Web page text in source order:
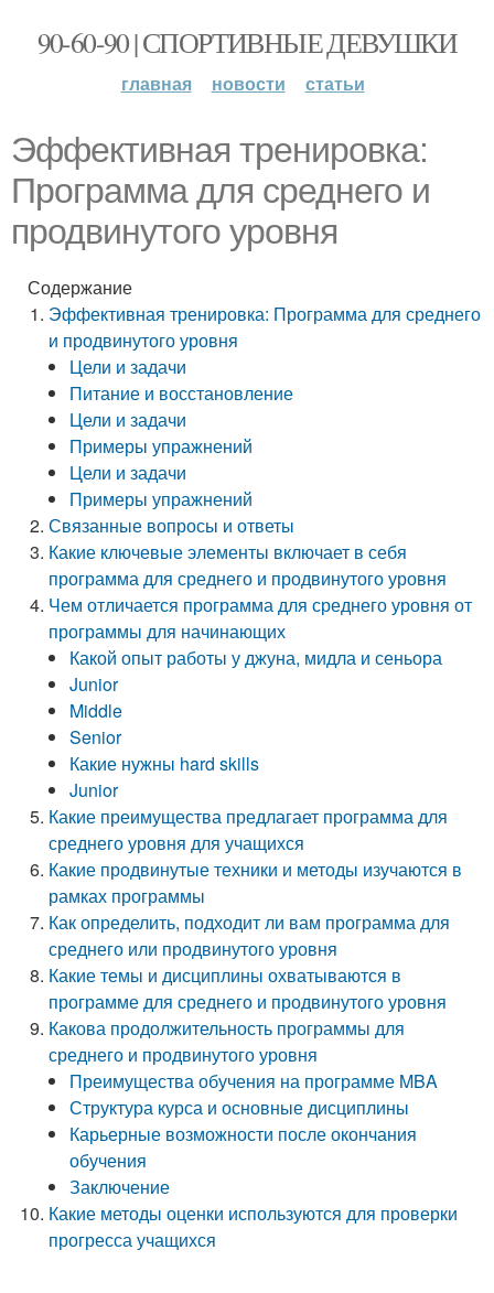
90-60-90 | СПОРТИВНЫЕ ДЕВУШКИ
главная новости статьи
Эффективная тренировка:
Программа для среднего и
продвинутого уровня
Содержание
Эффективная тренировка: Программа для среднего
и продвинутого уровня
Цели и задачи
Питание и восстановление
Цели и задачи
Примеры упражнений
Цели и задачи
Примеры упражнений
Связанные вопросы и ответы
Какие ключевые элементы включает в себя
программа для среднего и продвинутого уровня
Чем отличается программа для среднего уровня от
программы для начинающих
Какой опыт работы у джуна, мидла и сеньора
Junior
Middle
Senior
Какие нужны hard skills
Junior
Какие преимущества предлагает программа для
среднего уровня для учащихся
Какие продвинутые техники и методы изучаются в
рамках программы
Как определить, подходит ли вам программа для
среднего или продвинутого уровня
Какие темы и дисциплины охватываются в
программе для среднего и продвинутого уровня
Какова продолжительность программы для
среднего и продвинутого уровня
Преимущества обучения на программе MBA
Структура курса и основные дисциплины
Карьерные возможности после окончания
обучения
Заключение
Какие методы оценки используются для проверки
прогресса учащихся